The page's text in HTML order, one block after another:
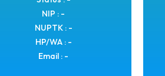
NIP : -
NUPTK : -
HP/WA : -
Email : -